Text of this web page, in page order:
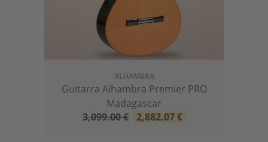
ALHAMBRA
Guitarra Alhambra Premier PRO
Madagascar
3,099.00€ 2,882.07€